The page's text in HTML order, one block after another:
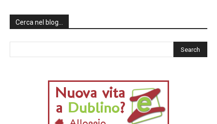
Cerca nel blog…